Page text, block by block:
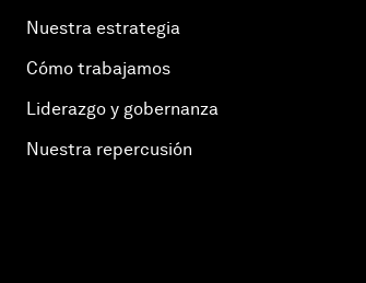
Nuestra estrategia
Cómo trabajamos
Liderazgo y gobernanza
Nuestra repercusión